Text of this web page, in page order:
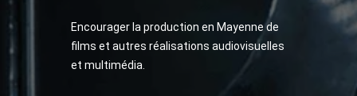
Encourager la production en Mayenne de
films et autres réalisations audiovisuelles
et multimédia.